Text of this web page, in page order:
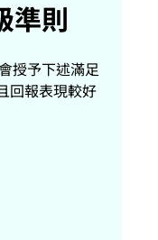
準則
授予下述滿足
回報表現較好